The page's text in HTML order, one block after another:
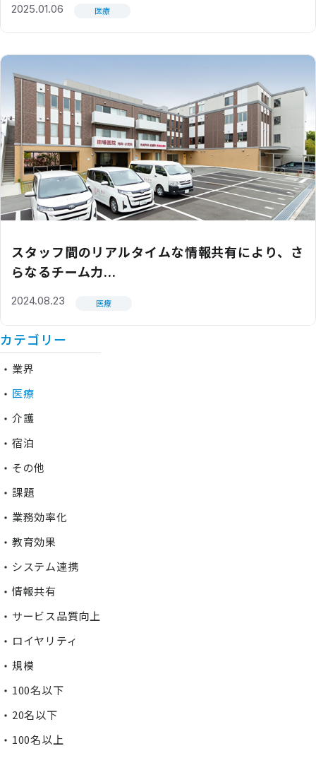
2025.01.06 医療
スタッフ間のリアルタイムな情報共有により、さ
らなるチーム力...
2024.08.23 医療
カテゴリー
業界
医療
介護
宿泊
その他
課題
業務効率化
教育効果
システム連携
情報共有
サービス品質向上
ロイヤリティ
規模
100名以下
20名以下
100名以上